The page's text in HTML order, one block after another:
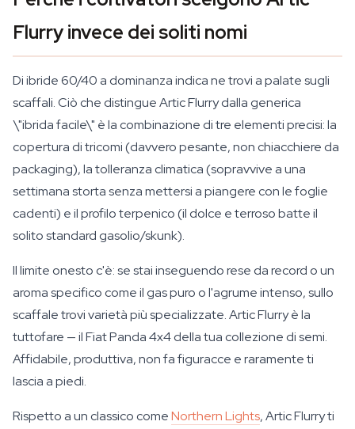
Flurry invece dei soliti nomi
Di ibride 60/40 a dominanza indica ne trovi a palate sugli
scaffali. Ciò che distingue Artic Flurry dalla generica
\"ibrida facile\" è la combinazione di tre elementi precisi: la
copertura di tricomi (davvero pesante, non chiacchiere da
packaging), la tolleranza climatica (sopravvive a una
settimana storta senza mettersi a piangere con le foglie
cadenti) e il profilo terpenico (il dolce e terroso batte il
solito standard gasolio/skunk).
Il limite onesto c'è: se stai inseguendo rese da record o un
aroma specifico come il gas puro o l'agrume intenso, sullo
scaffale trovi varietà più specializzate. Artic Flurry è la
tuttofare — il Fiat Panda 4x4 della tua collezione di semi.
Affidabile, produttiva, non fa figuracce e raramente ti
lascia a piedi.
Rispetto a un classico comeNorthern Lights, Artic Flurry ti